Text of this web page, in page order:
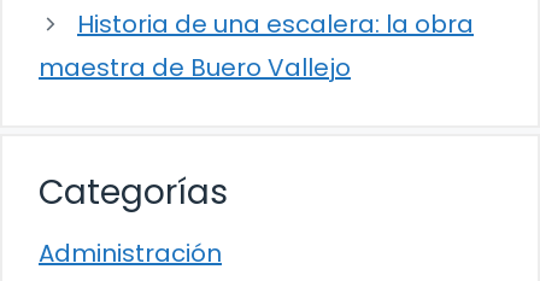
Historia de una escalera: la obra
maestra de Buero Vallejo
Categorías
Administración